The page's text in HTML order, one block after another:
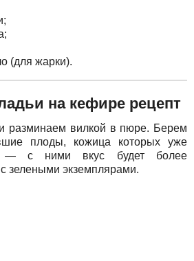
(для жарки).
на кефире рецепт
разминаем вилкой в пюре. Берем
плоды, кожица которых уже
— с ними вкус будет более
зелеными экземплярами.